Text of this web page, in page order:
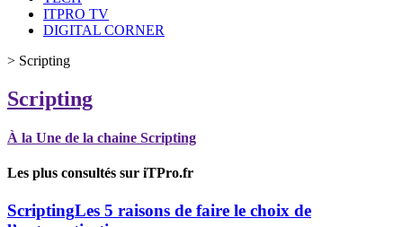
ITPRO TV
DIGITAL CORNER
> Scripting
Scripting
À la Une de la chaine Scripting
Les plus consultés sur iTPro.fr
ScriptingLes 5 raisons de faire le choix de